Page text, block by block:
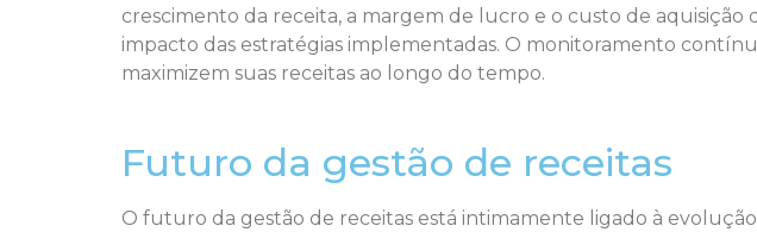
crescimento da receita, a margem de lucro e o custo de aquisição
impacto das estratégias implementadas. O monitoramento
maximizem suas receitas ao longo do tempo.
Futuro da gestão de receitas
O futuro da gestão de receitas está intimamente ligado à